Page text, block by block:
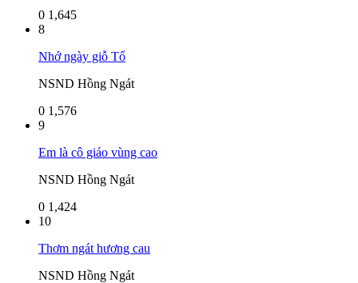
0 1,645
8
Nhớ ngày giỗ Tổ
NSND Hồng Ngát
0 1,576
9
Em là cô giáo vùng cao
NSND Hồng Ngát
0 1,424
10
Thơm ngát hương cau
NSND Hồng Ngát